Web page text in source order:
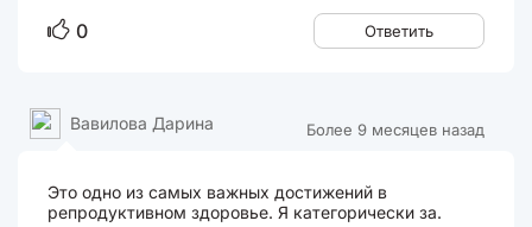
0 Ответить
Более 9 месяцев назад
Вавилова Дарина
Это одно из самых важных достижений в
репродуктивном здоровье. Я категорически за.